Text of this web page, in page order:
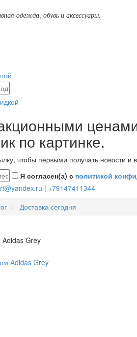
одежда, обувь и аксессуары.
по картинке.
чтобы первыми получать новости и
Я согласен(а) с политикой
| +79147411344
Доставка сегодня
Grey